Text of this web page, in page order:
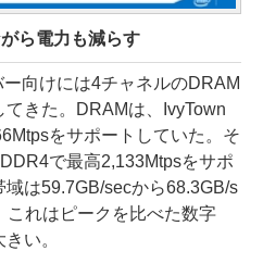
ら電力も減らす
向けには4チャネルのDRAM
きた。DRAMは、IvyTown
をサポートしていた。そ
で最高2,133Mtpsをサポ
は59.7GB/secから68.3GB/s
れはピークを比べた数字
い。